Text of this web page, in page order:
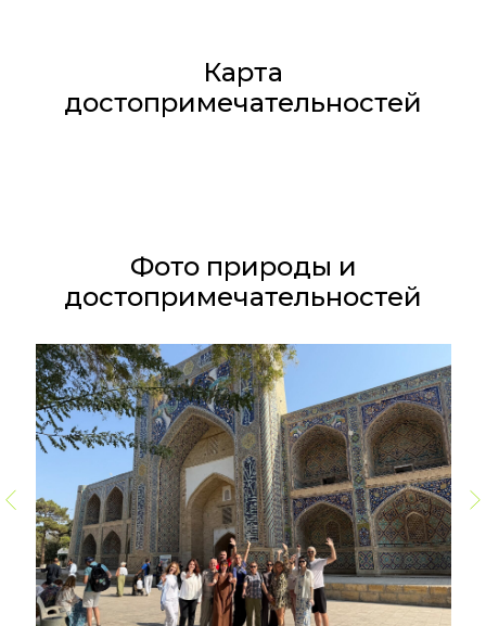
Карта
достопримечательностей
Фото природы и
достопримечательностей